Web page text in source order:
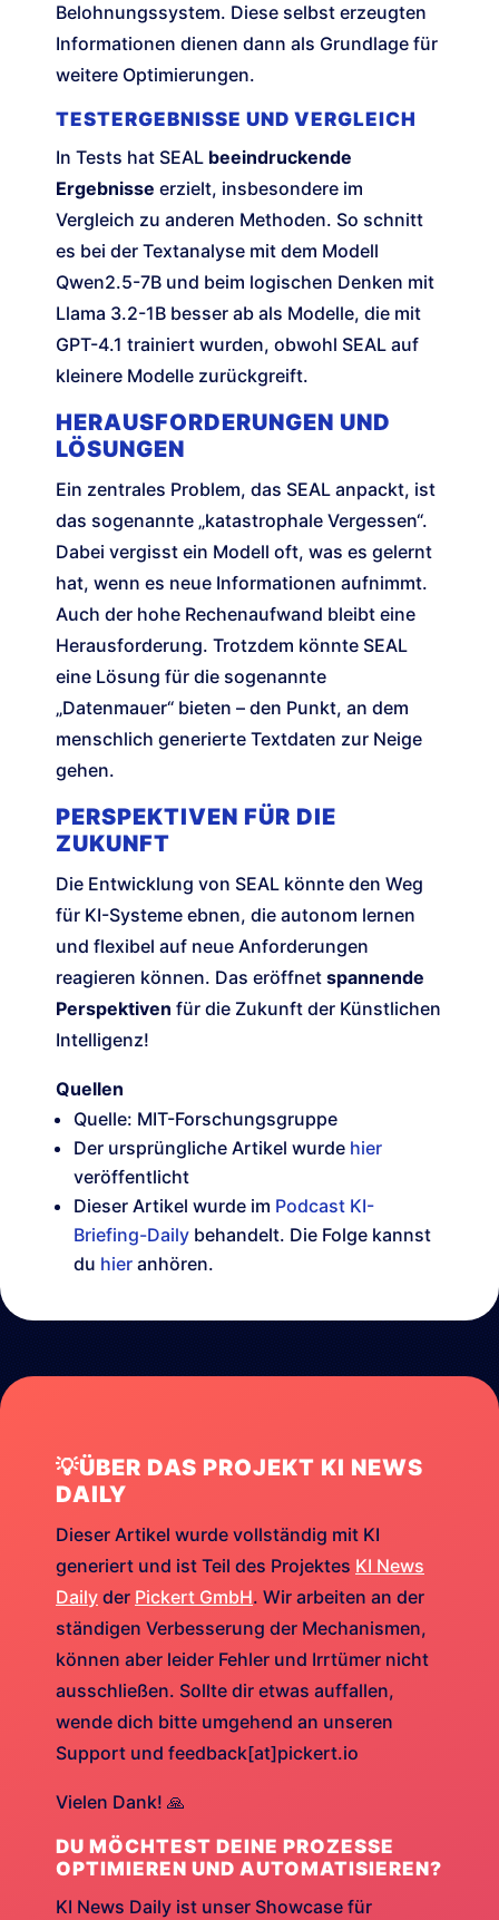
Belohnungssystem. Diese selbst erzeugten
Informationen dienen dann als Grundlage für
weitere Optimierungen.
TESTERGEBNISSE UND VERGLEICH
In Tests hat SEAL beeindruckende
Ergebnisse erzielt, insbesondere im
Vergleich zu anderen Methoden. So schnitt
es bei der Textanalyse mit dem Modell
Qwen2.5-7B und beim logischen Denken mit
Llama 3.2-1B besser ab als Modelle, die mit
GPT-4.1 trainiert wurden, obwohl SEAL auf
kleinere Modelle zurückgreift.
HERAUSFORDERUNGEN UND
LÖSUNGEN
Ein zentrales Problem, das SEAL anpackt, ist
das sogenannte „katastrophale Vergessen“.
Dabei vergisst ein Modell oft, was es gelernt
hat, wenn es neue Informationen aufnimmt.
Auch der hohe Rechenaufwand bleibt eine
Herausforderung. Trotzdem könnte SEAL
eine Lösung für die sogenannte
„Datenmauer“ bieten – den Punkt, an dem
menschlich generierte Textdaten zur Neige
gehen.
PERSPEKTIVEN FÜR DIE
ZUKUNFT
Die Entwicklung von SEAL könnte den Weg
für KI-Systeme ebnen, die autonom lernen
und flexibel auf neue Anforderungen
reagieren können. Das eröffnet spannende
Perspektiven für die Zukunft der Künstlichen
Intelligenz!
Quellen
Quelle: MIT-Forschungsgruppe
Der ursprüngliche Artikel wurde hier
veröffentlicht
Dieser Artikel wurde im Podcast KI-
Briefing-Daily behandelt. Die Folge kannst
du hier anhören.
💡ÜBER DAS PROJEKT KI NEWS
DAILY
Dieser Artikel wurde vollständig mit KI
generiert und ist Teil des Projektes KI News
Daily der Pickert GmbH. Wir arbeiten an der
ständigen Verbesserung der Mechanismen,
können aber leider Fehler und Irrtümer nicht
ausschließen. Sollte dir etwas auffallen,
wende dich bitte umgehend an unseren
Support und feedback[at]pickert.io
Vielen Dank! 🙏
DU MÖCHTEST DEINE PROZESSE
OPTIMIEREN UND AUTOMATISIEREN?
KI News Daily ist unser Showcase für